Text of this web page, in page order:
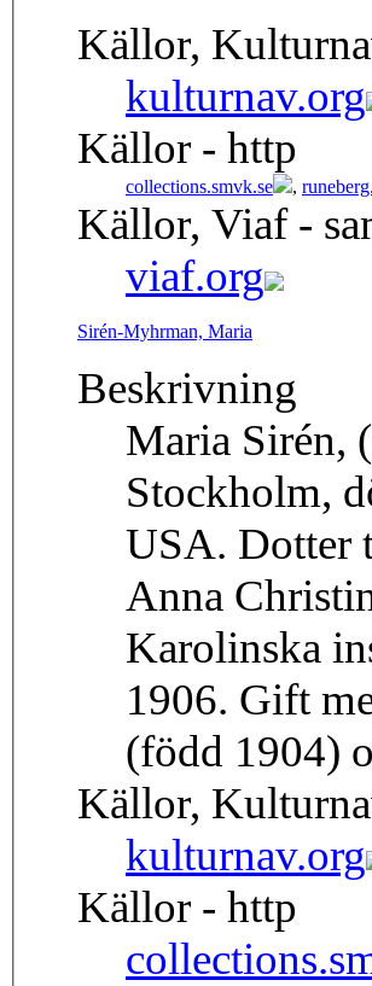
Källor,
kulturnav.org
Källor - http
collections.smvk.se ,
Källor, Viaf -
viaf.org
Sirén-Myhrman, Maria
Beskrivning
Maria Sirén,
Stockholm,
USA. Dotter
Anna
Karolinska
1906. Gift
(född 1904)
Källor,
kulturnav.org
Källor - http